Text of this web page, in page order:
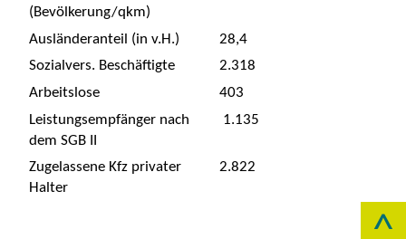
(Bevölkerung/qkm)
Ausländeranteil (in v.H.)
28,4
Sozialvers. Beschäftigte
2.318
Arbeitslose
403
Leistungsempfänger nach
dem SGB II
1.135
Zugelassene Kfz privater
Halter
2.822